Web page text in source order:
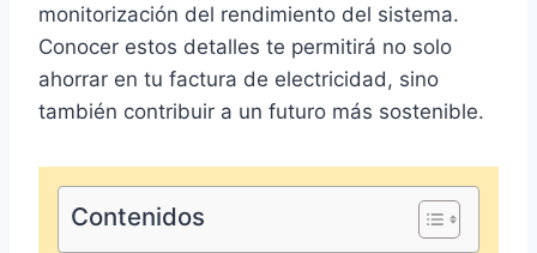
monitorización del rendimiento del sistema.
Conocer estos detalles te permitirá no solo
ahorrar en tu factura de electricidad, sino
también contribuir a un futuro más sostenible.
Contenidos